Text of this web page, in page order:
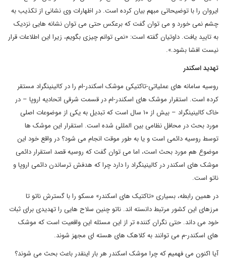
ایروان را با توضیحاتی مبهم بیان کرده است. در اظهارات وی نشانی از تکذیب به
چشم نمی خورد و می توان گفت که برعکس حتی می توان نشانه هایی نزدیک
به تایید یافت. داوتیان گفته است: «نمی توانم چیزی بگویم، زیرا این اطلاعات قرار
نیست افشا بشود.».
تهدید اسکندر
روسیه سامانه های عملیاتی-تاکتیکی موشک اسکندر-ام را در کالینینگراد مستقر
کرده است. استقرار موشک های اسکندر-ام در قسمت شرقی اتحادیه اروپا – در
خاک کالینینگراد – بیش از ۱۰ سال است که تبدیل به یکی از موضوعات اصلی
مورد بحث در محافل نظامی بین المللی شده است. استقرار این موشک ها
توسط روسیه دائمی است و یا به طور موقت انجام می شود؟ در واقع خود این
موضوع هم مورد بحث است، اما می توان گفت که روسیه قصد استقرار دائمی
موشک های اسکندر در کالینینگراد را دارد چرا که هدفش ترساندن دائمی اروپا و
ناتو است.
در همین رابطه، بسیاری «تاکتیک های اسکندر» مسکو را با گسترش ناتو تا
مرزهای این کشور مرتبط دانسته اند. ناتو چنین سلاح هایی را تهدیدی برای ثبات
خود می داند. حتی نگران کننده تر از این مسئله این واقعیت است که موشک
های اسکندر-م می توانند به کلاهک های هسته ای مجهز شوند.
آیا اکنون می فهمیم که چرا موشک اسکندر هر بار اینقدر باعث بحث می شوند؟